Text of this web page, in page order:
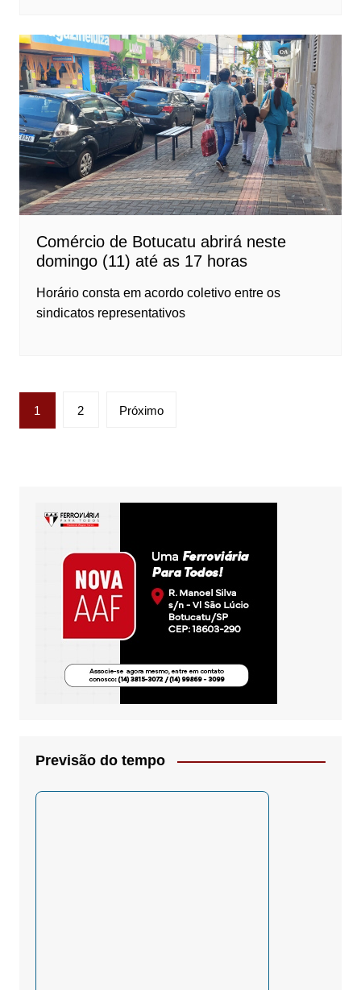
Comércio de Botucatu abrirá neste
domingo (11) até as 17 horas
Horário consta em acordo coletivo entre os
sindicatos representativos
Paginação
de
1 2 Próximo
Previsão do tempo